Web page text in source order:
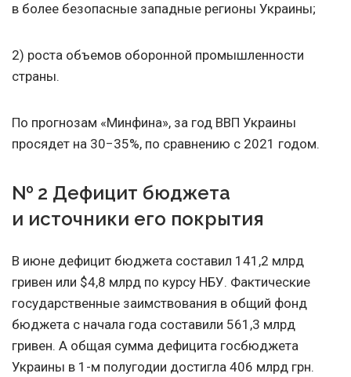
в более безопасные западные регионы Украины;
2) роста объемов оборонной промышленности
страны.
По прогнозам «Минфина», за год ВВП Украины
просядет на 30−35%, по сравнению с 2021 годом.
№ 2 Дефицит бюджета
и источники его покрытия
В июне дефицит бюджета составил 141,2 млрд
гривен или $4,8 млрд по курсу НБУ. Фактические
государственные заимствования в общий фонд
бюджета с начала года составили 561,3 млрд
гривен. А общая сумма дефицита госбюджета
Украины в 1-м полугодии достигла 406 млрд грн.